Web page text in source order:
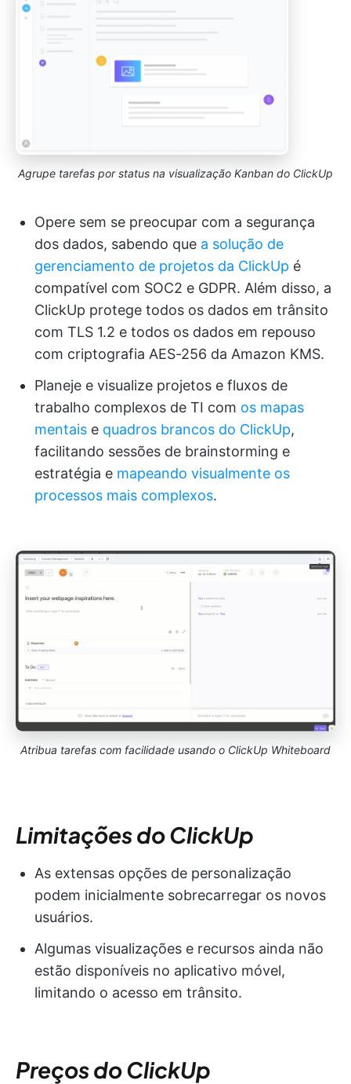
Agrupe tarefas por status na visualização Kanban do ClickUp
Opere sem se preocupar com a segurança
dos dados, sabendo que a solução de
gerenciamento de projetos da ClickUp é
compatível com SOC2 e GDPR. Além disso, a
ClickUp protege todos os dados em trânsito
com TLS 1.2 e todos os dados em repouso
com criptografia AES-256 da Amazon KMS.
Planeje e visualize projetos e fluxos de
trabalho complexos de TI com os mapas
mentais e quadros brancos do ClickUp,
facilitando sessões de brainstorming e
estratégia e mapeando visualmente os
processos mais complexos.
Atribua tarefas com facilidade usando o ClickUp Whiteboard
Limitações do ClickUp
As extensas opções de personalização
podem inicialmente sobrecarregar os novos
usuários.
Algumas visualizações e recursos ainda não
estão disponíveis no aplicativo móvel,
limitando o acesso em trânsito.
Preços do ClickUp